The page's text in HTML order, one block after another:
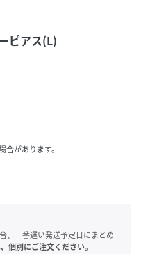
ピアス(L)
があります。
、一番遅い発送予定日にまとめ
個別にご注文ください。